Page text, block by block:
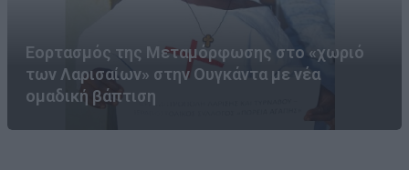
Εορτασμός της Μεταμόρφωσης στο «χωριό
των Λαρισαίων» στην Ουγκάντα με νέα
ομαδική βάπτιση